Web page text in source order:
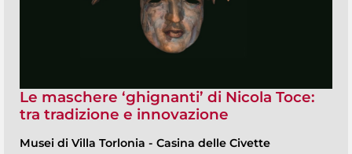
Le maschere ‘ghignanti’ di Nicola Toce:
tra tradizione e innovazione
Musei di Villa Torlonia - Casina delle Civette